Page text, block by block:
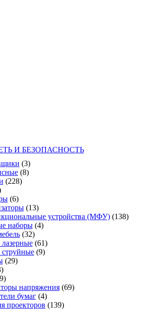
И БЕЗОПАСНОСТЬ
(3)
(8)
(228)
(6)
(13)
устройства (МФУ) (138)
наборы (4)
(32)
(61)
(9)
(29)
напряжения (69)
бумаг (4)
проекторов (139)